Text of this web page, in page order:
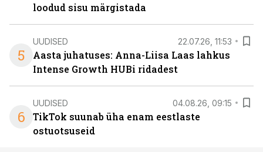
loodud sisu märgistada
5
UUDISED 22.07.26, 11:53
Aasta juhatuses: Anna-Liisa Laas lahkus
Intense Growth HUBi ridadest
6
UUDISED 04.08.26, 09:15
TikTok suunab üha enam eestlaste
ostuotsuseid